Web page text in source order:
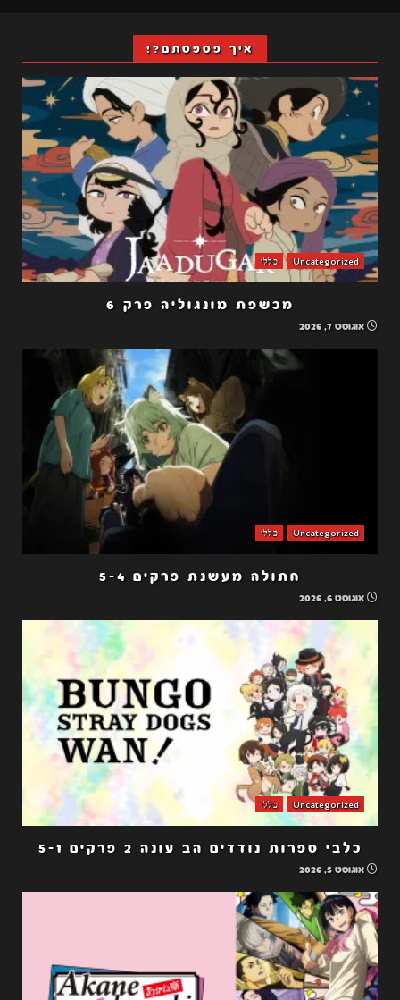
איך פספסתם?!
Uncategorized כללי
מכשפת מונגוליה פרק 6
אוגוסט 7, 2026
Uncategorized כללי
חתולה מעשנת פרקים 5-4
אוגוסט 6, 2026
Uncategorized כללי
כלבי ספרות נודדים הב עונה 2 פרקים 5-1
אוגוסט 5, 2026